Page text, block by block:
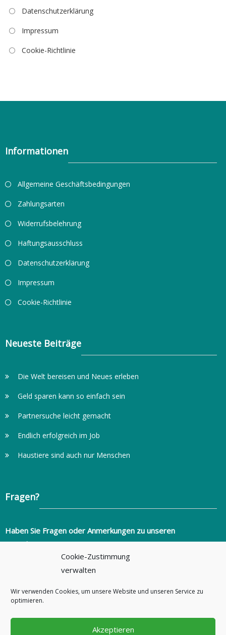
Cookie-Zustimmung
verwalten
Wir verwenden Cookies, um unsere Website und unseren Service zu
optimieren.
Akzeptieren
Datenschutzerklärung
Impressum
Cookie-Richtlinie
Informationen
Allgemeine Geschäftsbedingungen
Zahlungsarten
Widerrufsbelehrung
Haftungsausschluss
Datenschutzerklärung
Impressum
Cookie-Richtlinie
Neueste Beiträge
Die Welt bereisen und Neues erleben
Geld sparen kann so einfach sein
Partnersuche leicht gemacht
Endlich erfolgreich im Job
Haustiere sind auch nur Menschen
Fragen?
Haben Sie Fragen oder Anmerkungen zu unseren
Ratgebern?
info@ratgeber-fuer-alltagsprobleme.de
ratgeber-fuer-alltagsprobleme.de